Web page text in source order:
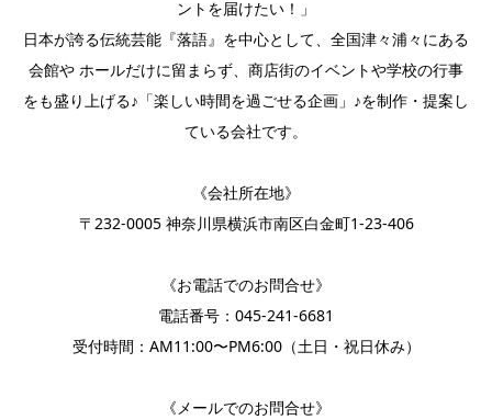
ントを届けたい！」
日本が誇る伝統芸能『落語』を中心として、全国津々浦々にある
会館や ホールだけに留まらず、商店街のイベントや学校の行事
をも盛り上げる♪「楽しい時間を過ごせる企画」♪を制作・提案し
ている会社です。
《会社所在地》
〒232-0005 神奈川県横浜市南区白金町1-23-406
《お電話でのお問合せ》
電話番号： 045-241-6681
受付時間：AM11:00〜PM6:00（土日・祝日休み）
《メールでのお問合せ》